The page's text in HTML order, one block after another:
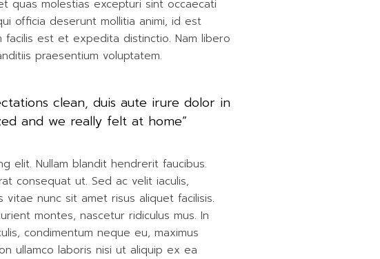
quas molestias excepturi sint occaecati
officia deserunt mollitia animi, id est
est et expedita distinctio. Nam libero
praesentium voluptatem.
clean, duis aute irure dolor in
and we really felt at home”
elit. Nullam blandit hendrerit faucibus.
consequat ut. Sed ac velit iaculis,
vitae nunc sit amet risus aliquet facilisis.
montes, nascetur ridiculus mus. In
condimentum neque eu, maximus
ullamco laboris nisi ut aliquip ex ea